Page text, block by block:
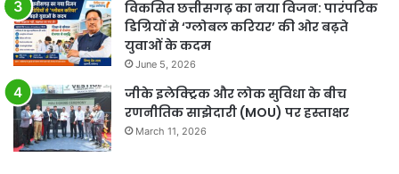
विकसित छत्तीसगढ़ का नया विजन: पारंपरिक
डिग्रियों से ‘ग्लोबल करियर’ की ओर बढ़ते
युवाओं के कदम
June 5, 2026
जीके इलेक्ट्रिक और लोक सुविधा के बीच
रणनीतिक साझेदारी (MOU) पर हस्ताक्षर
March 11, 2026